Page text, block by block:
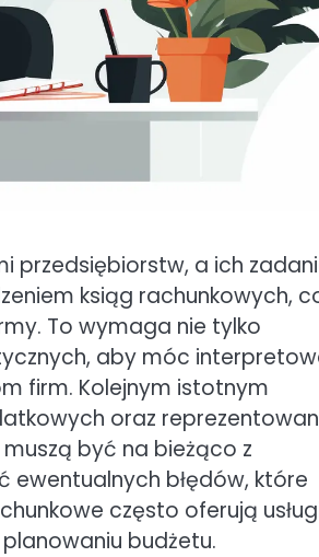
przedsiębiorstw, a ich
ksiąg rachunkowych,
To wymaga nie tylko
aby móc
firm. Kolejnym istotnym
oraz
być na bieżąco z
błędów, które
często oferują
budżetu.